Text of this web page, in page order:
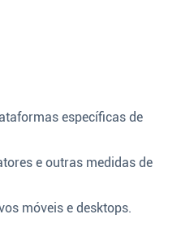
específicas de
e outras medidas de
móveis e desktops.